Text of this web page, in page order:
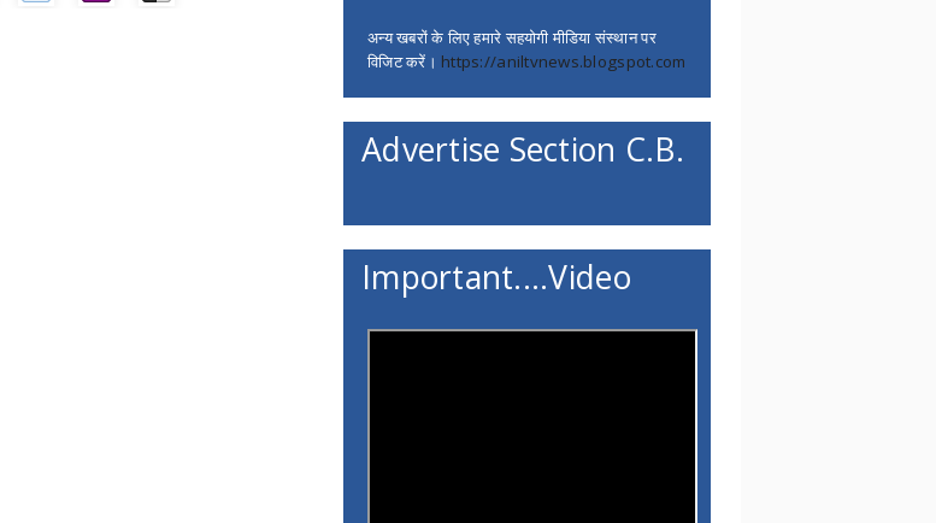
अन्य खबरों के लिए हमारे सहयोगी मीडिया संस्थान पर
विजिट करें। https://aniltvnews.blogspot.com
Advertise Section C.B.
Important....Video